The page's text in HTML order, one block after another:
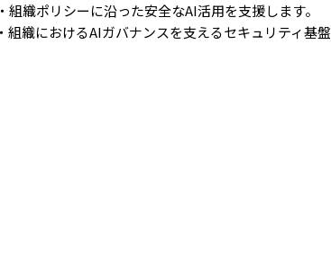
組織ポリシーに沿った安全なAI活用を支援します。
織におけるAIガバナンスを支えるセキュリティ基盤